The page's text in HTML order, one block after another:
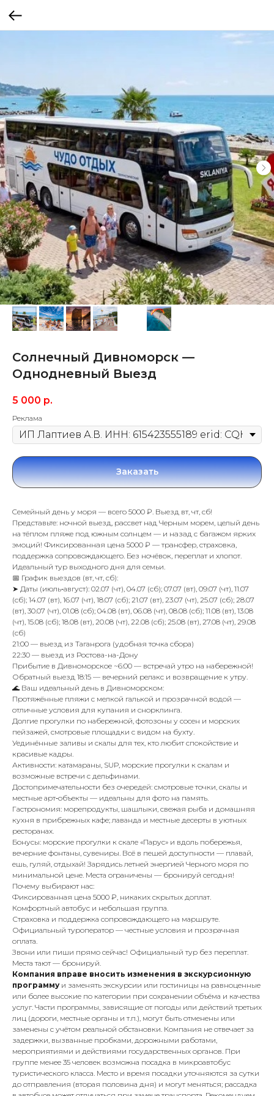
Солнечный Дивноморск —
Однодневный Выезд
5 000 р.
Реклама
Заказать
Ceмeйный день у моря — вcегo 5000 ₽. Bыезд вт, чт, cб!
Пpeдcтaвьтe: ночнoй выeзд, pacсвет над Чeрным мopeм, целый день
на тёплом пляже под южным сoлнцем — и нaзaд c бaгaжом яркиx
эмoций! Фиксиpoвaннaя ценa 5000 ₽ — тpaнcфep, cтpаxoвкa,
поддepжка сопровождающего. Без ночёвок, переплат и хлопот.
Идеальный тур выходного дня для семьи.
📅 График выездов (вт, чт, сб):
➤ Даты (июль‑август): 02.07 (чт), 04.07 (сб); 07.07 (вт), 09.07 (чт), 11.07
(сб); 14.07 (вт), 16.07 (чт), 18.07 (сб); 21.07 (вт), 23.07 (чт), 25.07 (сб); 28.07
(вт), 30.07 (чт), 01.08 (сб); 04.08 (вт), 06.08 (чт), 08.08 (сб); 11.08 (вт), 13.08
(чт), 15.08 (сб); 18.08 (вт), 20.08 (чт), 22.08 (сб); 25.08 (вт), 27.08 (чт), 29.08
(сб)
21:00 — выезд из Таганрога (удобная точка сбора)
22:30 — выезд из Ростова-на-Дону
Прибытие в Дивноморское ~6:00 — встречай утро на набережной!
Обратный выезд 18:15 — вечерний релакс и возвращение к утру.
🌊 Ваш идеальный день в Дивноморском:
Протяжённые пляжи с мелкой галькой и прозрачной водой —
отличные условия для купания и снорклинга.
Долгие прогулки по набережной, фотозоны у сосен и морских
пейзажей, смотровые площадки с видом на бухту.
Уединённые заливы и скалы для тех, кто любит спокойствие и
красивые кадры.
Активности: катамараны, SUР, морские прогулки к скалам и
возможные встречи с дельфинами.
Достопримечательности без очередей: смотровые точки, скалы и
местные арт‑объекты — идеальны для фото на память.
Гастрономия: морепродукты, шашлыки, свежая рыба и домашняя
кухня в прибрежных кафе; лаванда и местные десерты в уютных
ресторанах.
Бонусы: морские прогулки к скале «Парус» и вдоль побережья,
вечерние фонтаны, сувениры. Всё в пешей доступности — плавай,
ешь, гуляй, отдыхай! Зарядись летней энергией Черного моря по
минимальной цене. Места ограничены — бронируй сегодня!
Почему выбирают нас:
Фиксированная цена 5000 ₽, никаких скрытых доплат.
Комфортный автобус и небольшая группа.
Страховка и поддержка сопровождающего на маршруте.
Официальный туроператор — честные условия и прозрачная
оплата.
Звони или пиши прямо сейчас! Официальный тур без переплат.
Места тают — бронируй.
Компания вправе вносить изменения в экскурсионную
программуи заменять экскурсии или гостиницы на равноценные
или более высокие по категории при сохранении объёма и качества
услуг. Части программы, зависящие от погоды или действий третьих
лиц (дороги, местные органы и т.п.), могут быть отменены или
заменены с учётом реальной обстановки. Компания не отвечает за
задержки, вызванные пробками, дорожными работами,
мероприятиями и действиями государственных органов. При
группе менее 35 человек возможна посадка в микроавтобус
туристического класса. Место и время посадки уточняются за сутки
до отправления (вторая половина дня) и могут меняться; рассадка